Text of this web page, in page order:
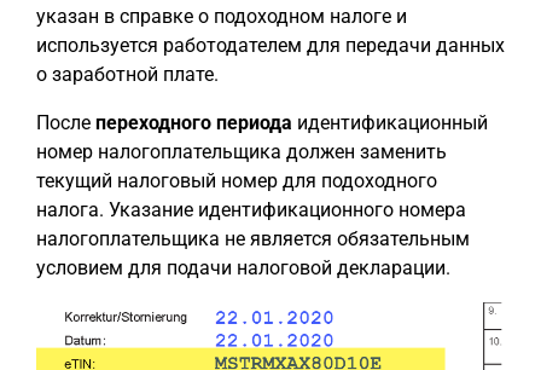
указан в справке о подоходном налоге и
используется работодателем для передачи данных
о заработной плате.
После переходного периода идентификационный
номер налогоплательщика должен заменить
текущий налоговый номер для подоходного
налога. Указание идентификационного номера
налогоплательщика не является обязательным
условием для подачи налоговой декларации.